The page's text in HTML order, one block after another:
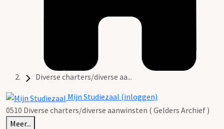
Diverse charters/diverse aa...
Mijn Studiezaal (inloggen)
0510 Diverse charters/diverse aanwinsten ( Gelders Archief )
Meer...